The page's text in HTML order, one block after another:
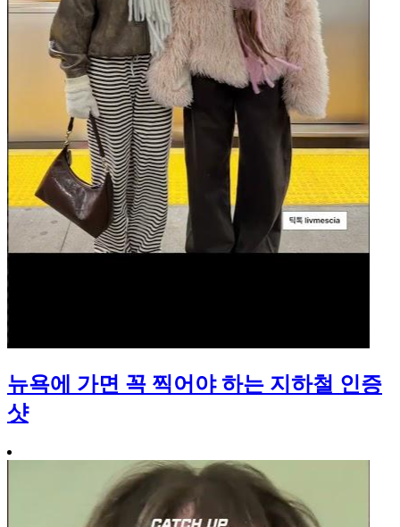
뉴욕에 가면 꼭 찍어야 하는 지하철 인증
샷